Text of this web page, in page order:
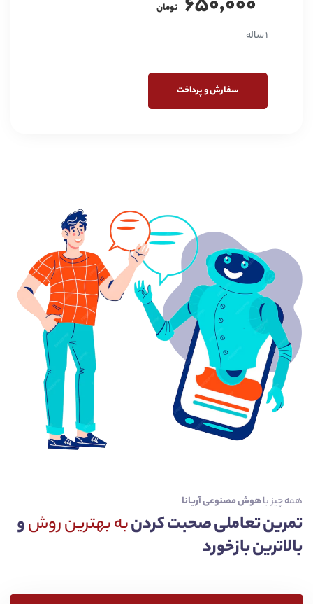
تومان
1 ساله
سفارش و پرداخت
همه چیز باهوش مصنوعی آریانا
تمرین تعاملی صحبت کردنبه بهترین روشو
بالاترین بازخورد